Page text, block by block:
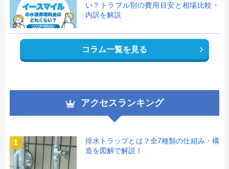
い？トラブル別の費用目安と相場比較・
内訳を解説
コラム一覧を見る
アクセスランキング
1
排水トラップとは？全7種類の仕組み・構
造を図解で解説！